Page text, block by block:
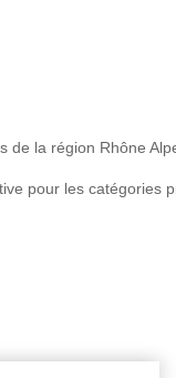
la région Rhône
pour les catégories